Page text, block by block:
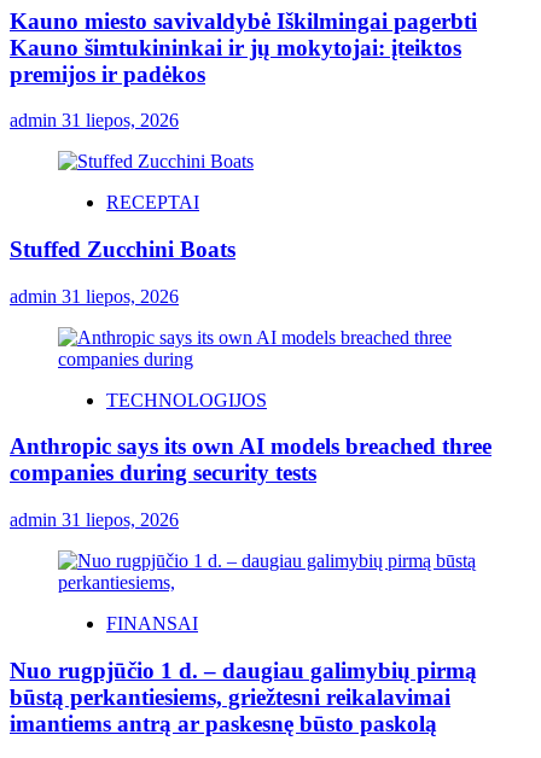
Kauno miesto savivaldybė Iškilmingai pagerbti
Kauno šimtukininkai ir jų mokytojai: įteiktos
premijos ir padėkos
admin 31 liepos, 2026
RECEPTAI
Stuffed Zucchini Boats
admin 31 liepos, 2026
TECHNOLOGIJOS
Anthropic says its own AI models breached three
companies during security tests
admin 31 liepos, 2026
FINANSAI
Nuo rugpjūčio 1 d. – daugiau galimybių pirmą
būstą perkantiesiems, griežtesni reikalavimai
imantiems antrą ar paskesnę būsto paskolą